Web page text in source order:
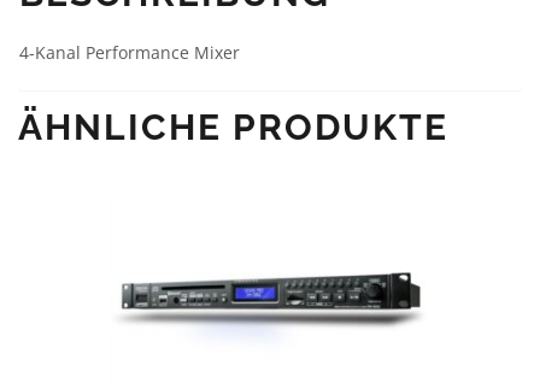
4-Kanal Performance Mixer
ÄHNLICHE PRODUKTE